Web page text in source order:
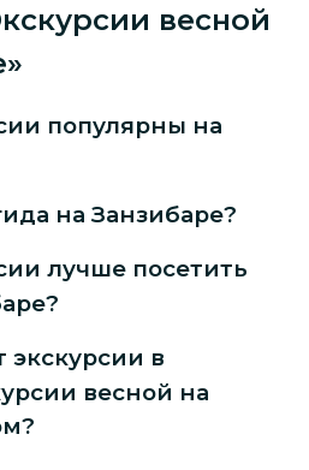
весной
популярны на
на Занзибаре?
лучше посетить
экскурсии в
весной на